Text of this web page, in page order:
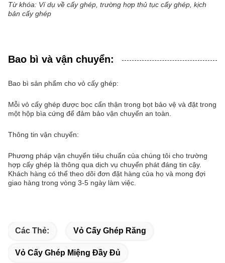
Từ khóa: Ví dụ về cấy ghép, trường hợp thủ tục cấy ghép, kịch
bản cấy ghép
Bao bì và vận chuyển:
Bao bì sản phẩm cho vỏ cấy ghép:
Mỗi vỏ cấy ghép được bọc cẩn thận trong bọt bảo vệ và đặt trong
một hộp bìa cứng để đảm bảo vận chuyển an toàn.
Thông tin vận chuyển:
Phương pháp vận chuyển tiêu chuẩn của chúng tôi cho trường
hợp cấy ghép là thông qua dịch vụ chuyển phát đáng tin cậy.
Khách hàng có thể theo dõi đơn đặt hàng của họ và mong đợi
giao hàng trong vòng 3-5 ngày làm việc.
Các Thẻ: Vỏ Cấy Ghép Răng
Vỏ Cấy Ghép Miệng Đầy Đủ